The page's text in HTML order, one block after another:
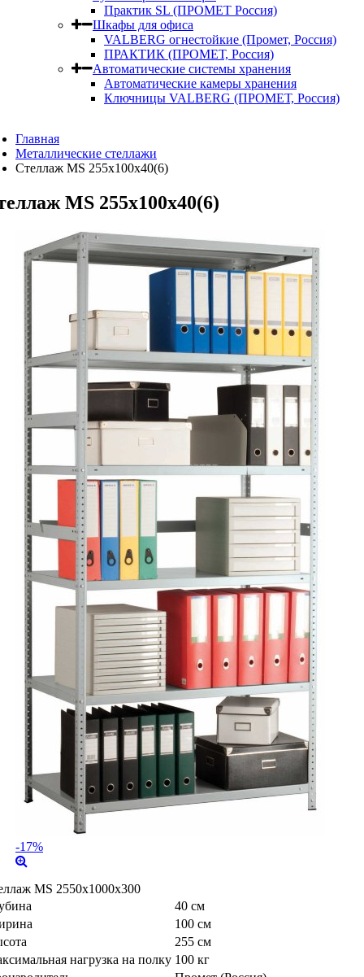
Практик SL (ПРОМЕТ Россия)
Шкафы для офиса
VALBERG огнестойкие (Промет, Россия)
ПРАКТИК (ПРОМЕТ, Россия)
Автоматические системы хранения
Автоматические камеры хранения
Ключницы VALBERG (ПРОМЕТ, Россия)
Главная
Металлические стеллажи
Стеллаж MS 255x100x40(6)
MS 255x100x40(6)
-17%
MS 2550x1000x300
40 см
100 см
255 см
нагрузка на полку 100 кг